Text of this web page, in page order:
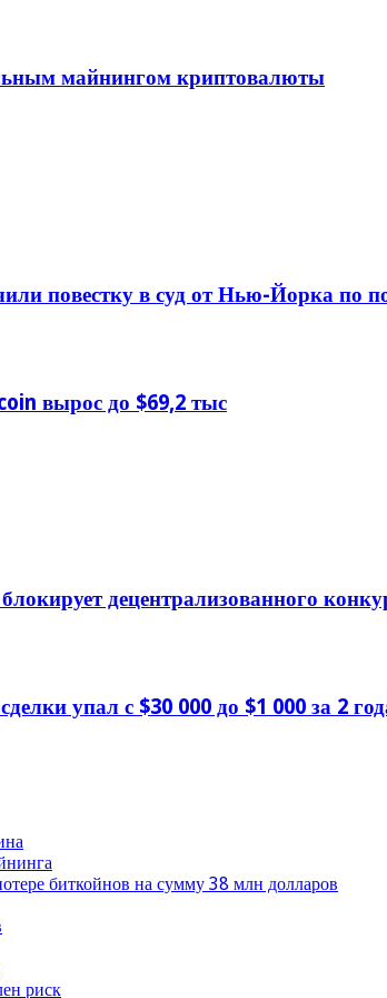
майнингом криптовалюты
повестку в суд от Нью-Йорка по
вырос до $69,2 тыс
децентрализованного
упал с $30 000 до $1 000 за 2
биткойнов на сумму 38 млн долларов
риск